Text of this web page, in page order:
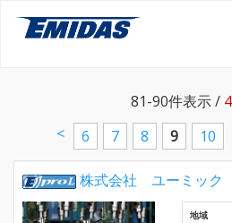
81-90件表示 /
<
6 7 8 9 10
株式会社 ユーミック
地域